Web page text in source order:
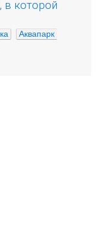
в которой
Аквапарк